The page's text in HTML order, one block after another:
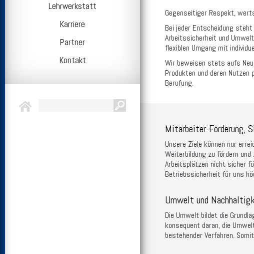
Lehrwerkstatt
Karriere
Partner
Kontakt
Gegenseitiger Respekt,
Bei jeder Entscheidung
Arbeitssicherheit und
flexiblen Umgang mit
Wir beweisen stets aufs
Produkten und deren
Berufung.
Mitarbeiter-Förderung,
Unsere Ziele können nur
Weiterbildung zu fördern
Arbeitsplätzen nicht sicher
Betriebssicherheit für uns
Umwelt und
Die Umwelt bildet die
konsequent daran, die
bestehender Verfahren.